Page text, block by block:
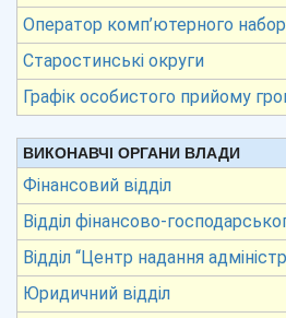
Оператор комп’ютерного
Старостинські округи
Графік особистого прийому
ВИКОНАВЧІ ОРГАНИ ВЛАДИ
Фінансовий відділ
Відділ фінансово-
Відділ “Центр надання
Юридичний відділ